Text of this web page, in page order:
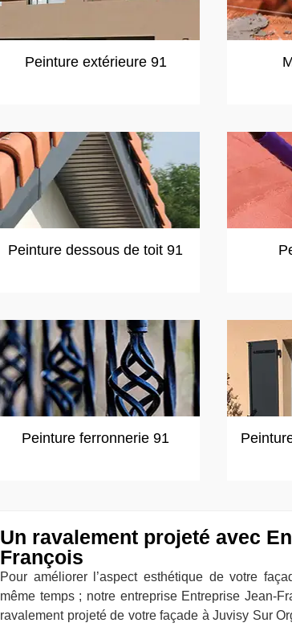
Peinture extérieure 91
Peinture dessous de toit 91
Peinture ferronnerie 91
Un ravalement projeté avec
François
Pour améliorer l’aspect esthétique de votre
même temps ; notre entreprise Entreprise Jean-
ravalement projeté de votre façade à Juvisy Sur